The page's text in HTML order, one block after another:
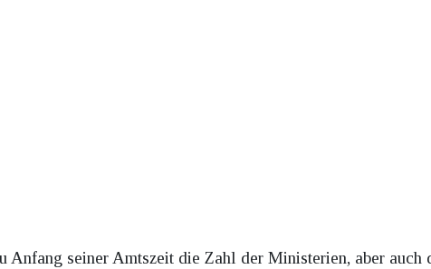
Anfang seiner Amtszeit die Zahl der Ministerien, aber auch